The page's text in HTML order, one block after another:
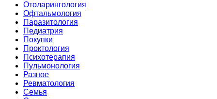
Отоларингология
Офтальмология
Паразитология
Педиатрия
Покупки
Проктология
Психотерапия
Пульмонология
Разное
Ревматология
Семья